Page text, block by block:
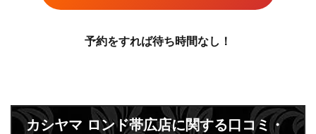
予約をすれば待ち時間なし！
カシヤマ ロンド帯広店に関する口コミ・